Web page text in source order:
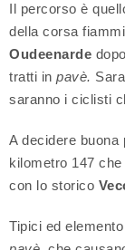
Il percorso è
della corsa
Oudeenarde
tratti in pavè.
saranno i ciclisti
A decidere
kilometro 147
con lo storico
Tipici ed